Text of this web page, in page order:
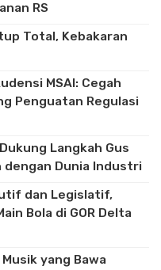
RS
Total, Kebakaran
MSAI: Cegah
Penguatan Regulasi
Langkah Gus
dengan Dunia Industri
dan Legislatif,
Bola di GOR Delta
yang Bawa